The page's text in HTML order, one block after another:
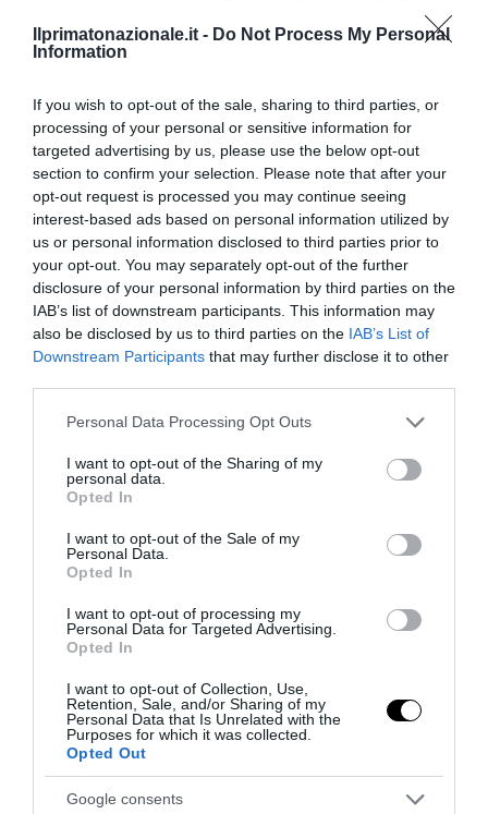
Ilprimatonazionale.it - Do Not Process My Personal
Information
If you wish to opt-out of the sale, sharing to third parties, or
processing of your personal or sensitive information for
targeted advertising by us, please use the below opt-out
section to confirm your selection. Please note that after your
opt-out request is processed you may continue seeing
interest-based ads based on personal information utilized by
us or personal information disclosed to third parties prior to
your opt-out. You may separately opt-out of the further
disclosure of your personal information by third parties on the
IAB’s list of downstream participants. This information may
also be disclosed by us to third parties on the IAB’s List of
Downstream Participants that may further disclose it to other
Please note that this website/app uses one or more Google
not limited to your visit or usage behaviour. You may click to
grant or deny consent to Google and its third-party tags to
use your data for below specified purposes in below Google
consent section.
Personal Data Processing Opt Outs
I want to opt-out of the Sharing of my
personal data.
Opted In
I want to opt-out of the Sale of my
Personal Data.
Opted In
I want to opt-out of processing my
Personal Data for Targeted Advertising.
Opted In
I want to opt-out of Collection, Use,
Retention, Sale, and/or Sharing of my
Personal Data that Is Unrelated with the
Purposes for which it was collected.
Opted Out
Google consents
8 Agosto 2026
riscopre i confini